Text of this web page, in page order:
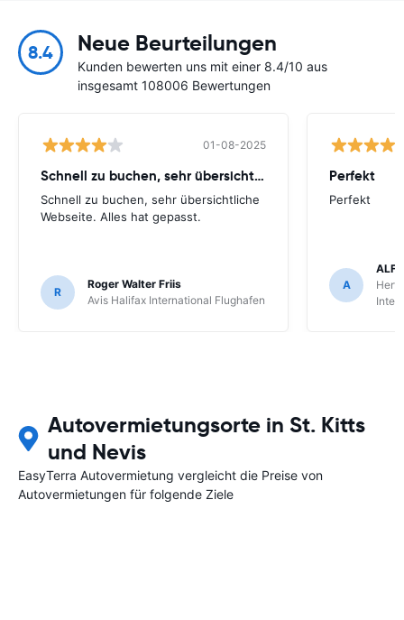
8.4 Neue Beurteilungen
Kunden bewerten uns mit einer 8.4/10 aus
insgesamt 108006 Bewertungen
01-08-2025
Schnell zu buchen, sehr übersichtliche
Schnell zu buchen, sehr übersichtliche
Webseite. Alles hat gepasst.
R
Roger Walter Friis
Avis Halifax International Flughafen
Perfekt
Perfekt
A
Autovermietungsorte in St. Kitts
und Nevis
EasyTerra Autovermietung vergleicht die Preise von
Autovermietungen für folgende Ziele